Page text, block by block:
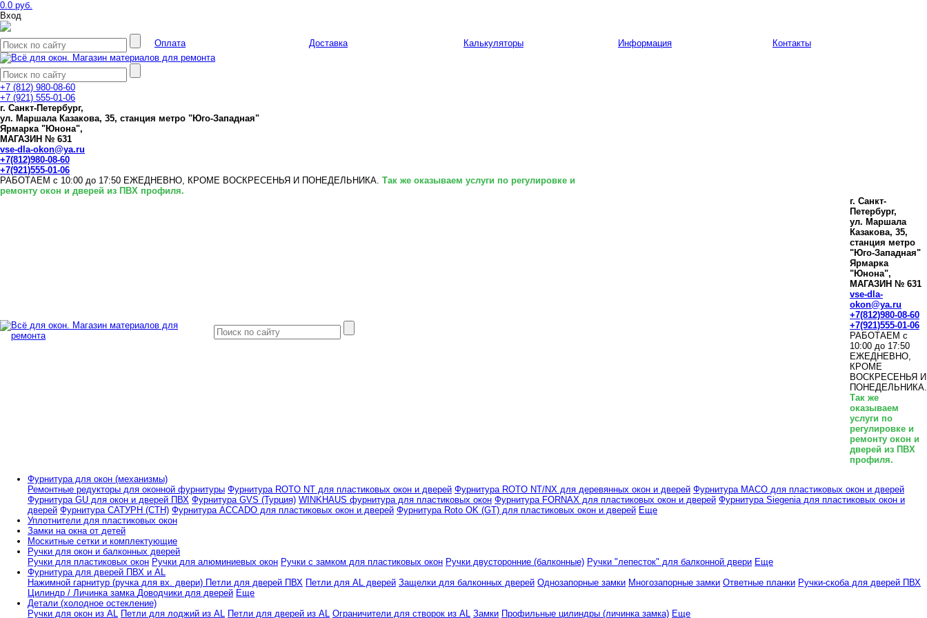
0.0 руб.
Вход
Оплата Доставка Калькуляторы Информация Контакты
+7 (812) 980-08-60
+7 (921) 555-01-06
г. Санкт-Петербург,
ул. Маршала Казакова, 35, станция метро "Юго-Западная"
Ярмарка "Юнона",
МАГАЗИН № 631
vse-dla-okon@ya.ru
+7(812)980-08-60
+7(921)555-01-06
РАБОТАЕМ с 10:00 до 17:50 ЕЖЕДНЕВНО, КРОМЕ ВОСКРЕСЕНЬЯ И ПОНЕДЕЛЬНИКА. Так же оказываем услуги по регулировке и
ремонту окон и дверей из ПВХ профиля.
г. Санкт-
Петербург,
ул. Маршала
Казакова, 35,
станция метро
"Юго-Западная"
Ярмарка
"Юнона",
МАГАЗИН № 631
vse-dla-
okon@ya.ru
+7(812)980-08-60
+7(921)555-01-06
РАБОТАЕМ с
10:00 до 17:50
ЕЖЕДНЕВНО,
КРОМЕ
ВОСКРЕСЕНЬЯ И
ПОНЕДЕЛЬНИКА.
Так же
оказываем
услуги по
регулировке и
ремонту окон и
дверей из ПВХ
профиля.
Фурнитура для окон (механизмы)
Ремонтные редукторы для оконной фурнитуры Фурнитура ROTO NT для пластиковых окон и дверей Фурнитура ROTO NT/NX для деревянных окон и дверей Фурнитура MACO для пластиковых окон и дверей
Фурнитура GU для окон и дверей ПВХ Фурнитура GVS (Турция) WINKHAUS фурнитура для пластиковых окон Фурнитура FORNAX для пластиковых окон и дверей Фурнитура Siegenia для пластиковых окон и
дверей Фурнитура САТУРН (СТН) Фурнитура ACCADO для пластиковых окон и дверей Фурнитура Roto OK (GT) для пластиковых окон и дверей Еще
Уплотнители для пластиковых окон
Замки на окна от детей
Москитные сетки и комплектующие
Ручки для окон и балконных дверей
Ручки для пластиковых окон Ручки для алюминиевых окон Ручки с замком для пластиковых окон Ручки двусторонние (балконные) Ручки "лепесток" для балконной двери Еще
Фурнитура для дверей ПВХ и AL
Нажимной гарнитур (ручка для вх. двери) Петли для дверей ПВХ Петли для AL дверей Защелки для балконных дверей Однозапорные замки Многозапорные замки Ответные планки Ручки-скоба для дверей ПВХ
Цилиндр / Личинка замка Доводчики для дверей Еще
Детали (холодное остекление)
Ручки для окон из AL
Петли для лоджий из AL Петли для дверей из AL Ограничители для створок из AL Замки Профильные цилиндры (личинка замка) Еще